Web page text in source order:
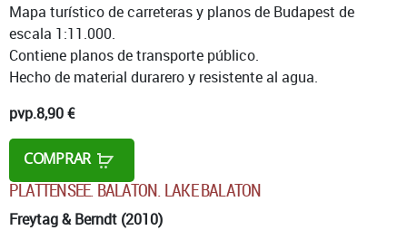
Mapa turístico de carreteras y planos de Budapest de
escala 1:11.000.
Contiene planos de transporte público.
Hecho de material durarero y resistente al agua.
pvp.8,90 €
COMPRAR
PLATTENSEE. BALATON. LAKE BALATON
Freytag & Berndt (2010)